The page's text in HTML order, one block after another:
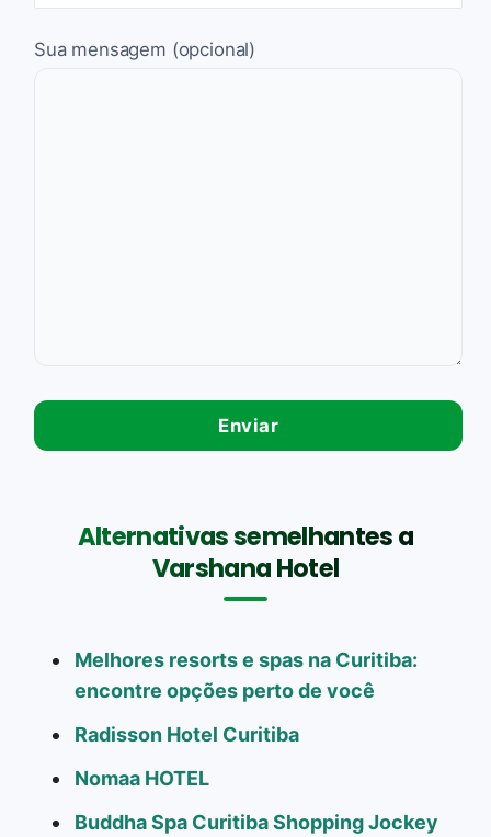
Sua mensagem (opcional)
Alternativas semelhantes a
Varshana Hotel
Melhores resorts e spas na Curitiba:
encontre opções perto de você
Radisson Hotel Curitiba
Nomaa HOTEL
Buddha Spa Curitiba Shopping Jockey